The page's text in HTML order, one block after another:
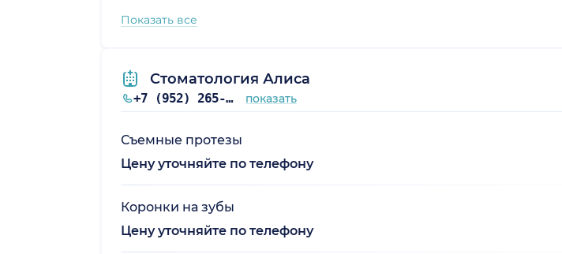
Показать все
Стоматология Алиса
+7 (952) 265-96-49 показать
Съемные протезы
Цену уточняйте по телефону
Коронки на зубы
Цену уточняйте по телефону